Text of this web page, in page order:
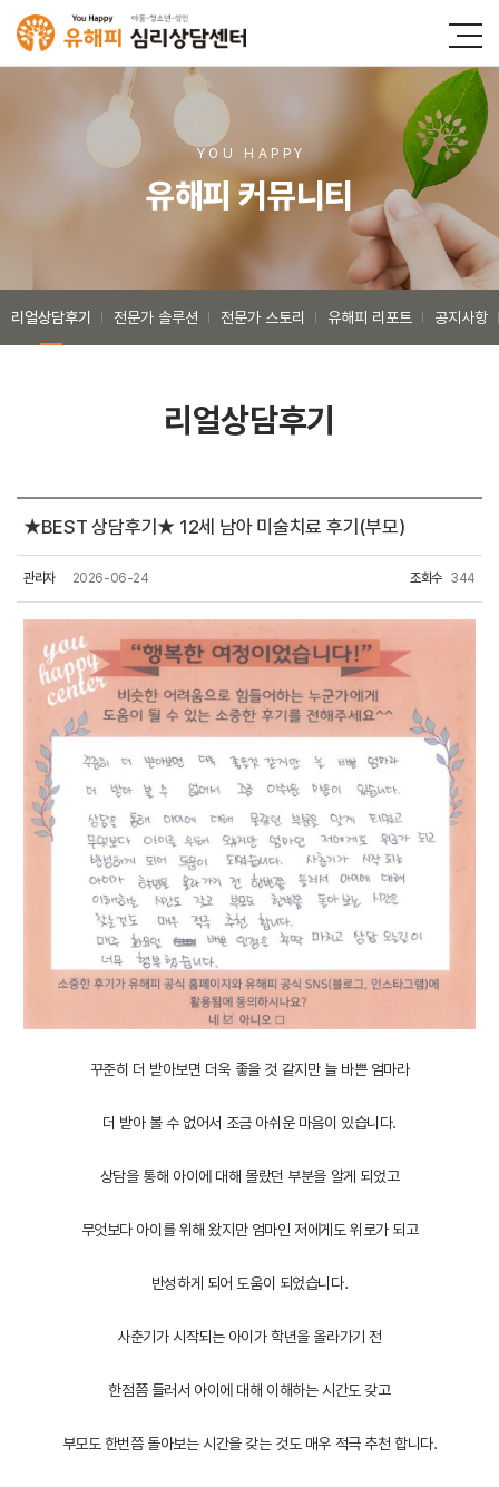
YOU HAPPY
유해피 커뮤니티
리얼상담후기 전문가 솔루션 전문가 스토리 유해피 리포트 공지사항
리얼상담후기
★BEST 상담후기★ 12세 남아 미술치료 후기(부모)
관리자 2026-06-24 조회수 344
꾸준히 더 받아보면 더욱 좋을 것 같지만 늘 바쁜 엄마라
더 받아 볼 수 없어서 조금 아쉬운 마음이 있습니다.
상담을 통해 아이에 대해 몰랐던 부분을 알게 되었고
무엇보다 아이를 위해 왔지만 엄마인 저에게도 위로가 되고
반성하게 되어 도움이 되었습니다.
사춘기가 시작되는 아이가 학년을 올라가기 전
한점쯤 들러서 아이에 대해 이해하는 시간도 갖고
부모도 한번쯤 돌아보는 시간을 갖는 것도 매우 적극 추천 합니다.